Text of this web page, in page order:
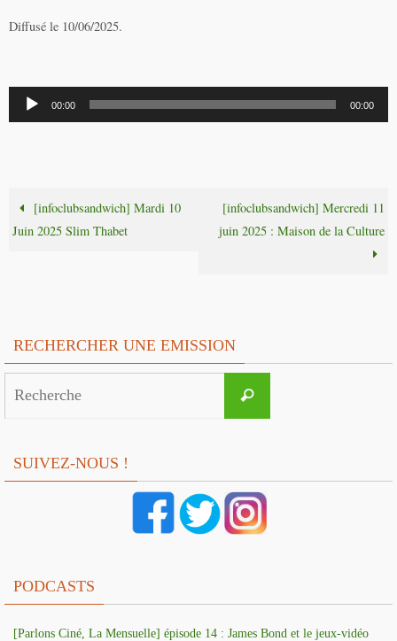
Diffusé le 10/06/2025.
Lecteur
audio
00:00 00:00
[infoclubsandwich] Mardi 10
Juin 2025 Slim Thabet
[infoclubsandwich] Mercredi 11
juin 2025 : Maison de la Culture
RECHERCHER UNE EMISSION
Recherche
SUIVEZ-NOUS !
PODCASTS
[Parlons Ciné, La Mensuelle] épisode 14 : James Bond et le jeux-vidéo